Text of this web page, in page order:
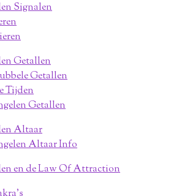
Signalen
Getallen
Getallen
Tijden
Getallen
Altaar
Altaar Info
en de Law Of Attraction